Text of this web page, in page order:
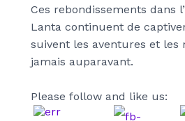
Ces rebondissements dans
Lanta continuent de
suivent les aventures et les
jamais auparavant.
Please follow and like us: